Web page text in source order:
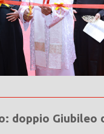
doppio Giubileo